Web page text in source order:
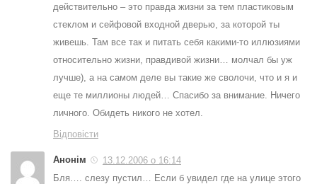
действительно – это правда жизни за тем пластиковым
стеклом и сейфовой входной дверью, за которой ты
живешь. Там все так и питать себя какими-то иллюзиями
относительно жизни, правдивой жизни… молчал бы уж
лучше), а на самом деле вы такие же сволочи, что и я и
еще те миллионы людей… Спасибо за внимание. Ничего
личного. Обидеть никого не хотел.
Відповісти
Анонім
13.12.2006 о 16:14
Бля…. слезу пустил… Если б увидел где на улице этого